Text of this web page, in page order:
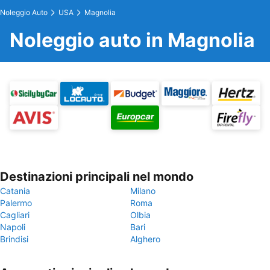
Noleggio Auto USA Magnolia
Noleggio auto in Magnolia
Destinazioni principali nel mondo
Catania
Milano
Palermo
Roma
Cagliari
Olbia
Napoli
Bari
Brindisi
Alghero